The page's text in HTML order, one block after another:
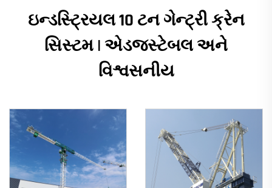
ઇન્ડસ્ટ્રિયલ 10 ટન ગેન્ટ્રી ક્રેન
સિસ્ટમ | એડજસ્ટેબલ અને
વિશ્વસનીય